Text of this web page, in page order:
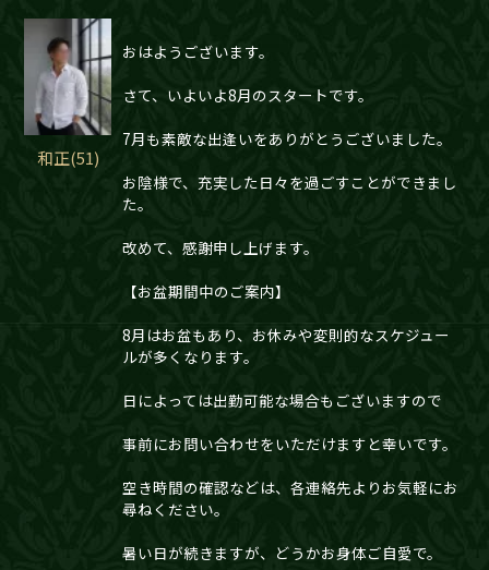
和正(51)
おはようございます。
さて、いよいよ8月のスタートです。
7月も素敵な出逢いをありがとうございました。
お陰様で、充実した日々を過ごすことができまし
た。
改めて、感謝申し上げます。
【お盆期間中のご案内】
8月はお盆もあり、お休みや変則的なスケジュー
ルが多くなります。
日によっては出勤可能な場合もございますので
事前にお問い合わせをいただけますと幸いです。
空き時間の確認などは、各連絡先よりお気軽にお
尋ねください。
暑い日が続きますが、どうかお身体ご自愛で。